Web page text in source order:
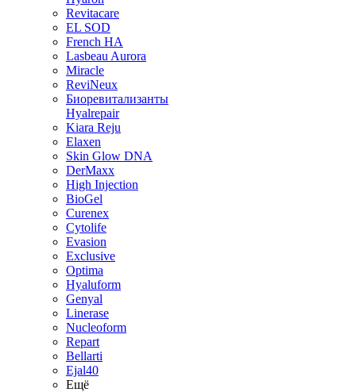
Revitacare
EL SOD
French HA
Lasbeau Aurora
Miracle
ReviNeux
Биоревитализанты
Hyalrepair
Kiara Reju
Elaxen
Skin Glow DNA
DerMaxx
High Injection
BioGel
Curenex
Cytolife
Evasion
Exclusive
Optima
Hyaluform
Genyal
Linerase
Nucleoform
Repart
Bellarti
Ejal40
Ещё